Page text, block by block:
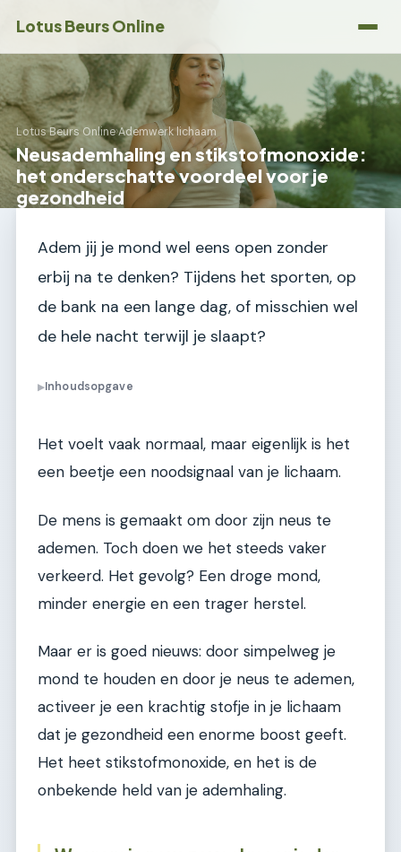
Lotus Beurs Online
Lotus Beurs Online›Ademwerk lichaam
Neusademhaling en stikstofmonoxide:
het onderschatte voordeel voor je
gezondheid
Adem jij je mond wel eens open zonder
erbij na te denken? Tijdens het sporten, op
de bank na een lange dag, of misschien wel
de hele nacht terwijl je slaapt?
▶Inhoudsopgave
Het voelt vaak normaal, maar eigenlijk is het
een beetje een noodsignaal van je lichaam.
De mens is gemaakt om door zijn neus te
ademen. Toch doen we het steeds vaker
verkeerd. Het gevolg? Een droge mond,
minder energie en een trager herstel.
Maar er is goed nieuws: door simpelweg je
mond te houden en door je neus te ademen,
activeer je een krachtig stofje in je lichaam
dat je gezondheid een enorme boost geeft.
Het heet stikstofmonoxide, en het is de
onbekende held van je ademhaling.